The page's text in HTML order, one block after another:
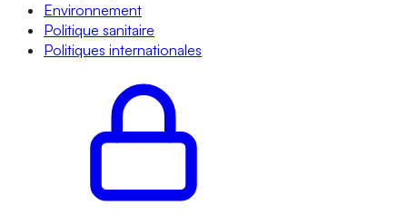
Environnement
Politique sanitaire
Politiques internationales